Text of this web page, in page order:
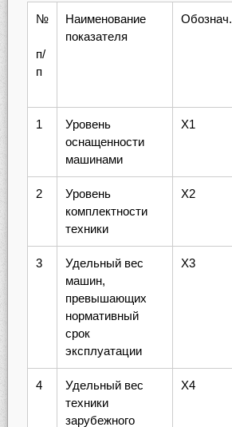
№
п/
п
Наименование
показателя
Обознач.
1
Уровень
оснащенности
машинами
X1
2
Уровень
комплектности
техники
X2
3
Удельный вес
машин,
превышающих
нормативный
срок
эксплуатации
X3
4
Удельный вес
техники
зарубежного
X4